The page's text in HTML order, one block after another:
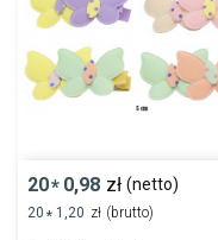
20* 0,98 zł (netto)
20 * 1,20 zł (brutto)